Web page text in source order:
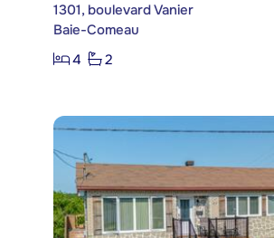
1301, boulevard Vanier
Baie-Comeau
4
2